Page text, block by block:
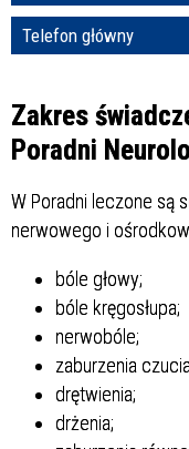
Sprawa
Personel
Telefon główny
Zakres
Poradni
W Poradni leczone są
nerwowego i
bóle głowy;
bóle kręgosłupa;
nerwobóle;
zaburzenia
drętwienia;
drżenia;